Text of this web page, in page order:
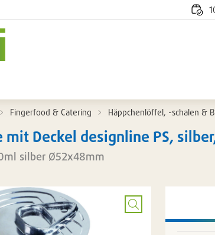
Fingerfood & Catering Häppchenlöffel, -schalen &
mit Deckel designline PS,
silber Ø52x48mm
Bild
vergrößern